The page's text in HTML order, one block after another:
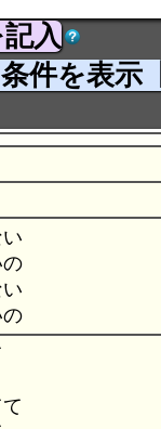
入
件を表示